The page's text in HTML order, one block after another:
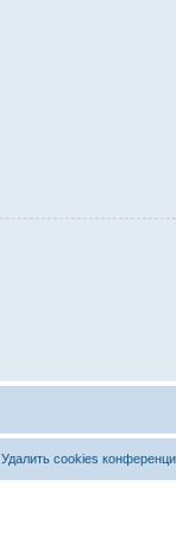
Удалить cookies